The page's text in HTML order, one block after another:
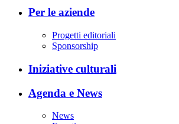
Per le aziende
Progetti editoriali
Sponsorship
Iniziative culturali
Agenda e News
News